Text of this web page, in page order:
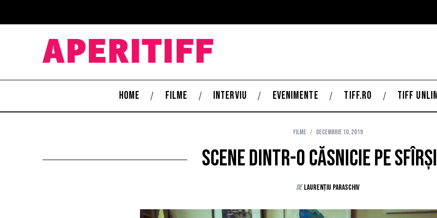
HOME FILME INTERVIU EVENIMENTE TIFF.RO TIFF
Filme decembrie 10, 2019
Scene dintr-o căsnicie pe
de Laurențiu Paraschiv